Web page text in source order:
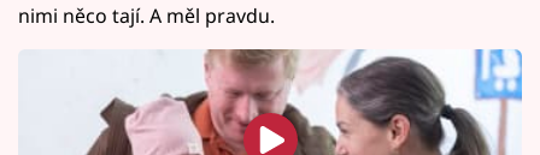
nimi něco tají. A měl pravdu.